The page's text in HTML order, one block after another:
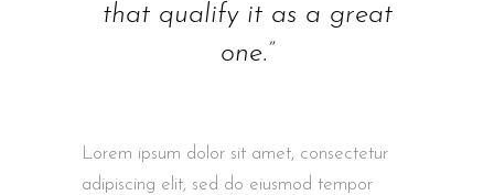
that qualify it as a great
one.”
Lorem ipsum dolor sit amet, consectetur
adipiscing elit, sed do eiusmod tempor